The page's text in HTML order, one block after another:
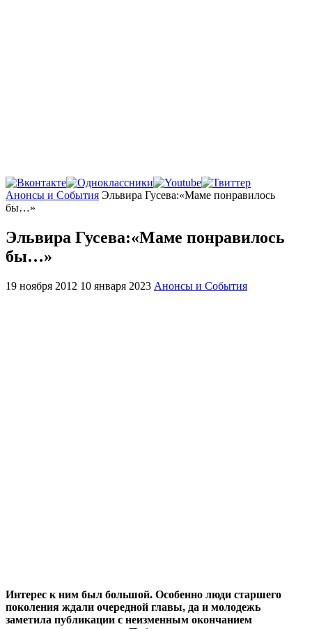
Главная
Анонсы и События Эльвира Гусева:«Маме понравилось
бы…»
Эльвира Гусева:«Маме понравилось
бы…»
19 ноября 2012 10 января 2023 Анонсы и События
Интерес к ним был большой. Особенно люди старшего
поколения ждали очередной главы, да и молодежь
заметила публикации с неизменным окончанием